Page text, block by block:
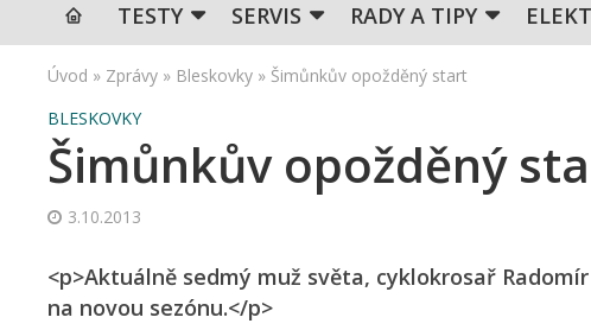
TESTY SERVIS RADY A TIPY
Úvod » Zprávy » Bleskovky » Šimůnkův opožděný start
BLESKOVKY
Šimůnkův opožděný
3.10.2013
<p>Aktuálně sedmý muž světa, cyklokrosař
na novou sezónu.</p>